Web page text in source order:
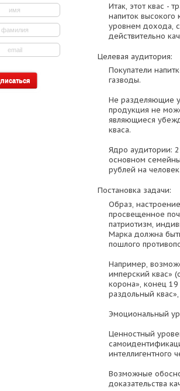
Итак, этот квас -
напиток
уровнем дохода,
действительно
Целевая аудитория:
Покупатели
газводы.
Не разделяющие
продукция не
являющиеся
кваса.
Ядро аудитории:
основном
рублей на
Постановка задачи:
Образ,
просвещенное
патриотизм,
Марка должна
пошлого
Например,
имперский квас»
корона», конец
раздольный
Эмоциональный
Ценностный
интеллигентного
Возможные
доказательства